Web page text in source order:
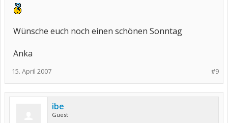
Wünsche euch noch einen schönen Sonntag
Anka
#9
15. April 2007
ibe
Guest